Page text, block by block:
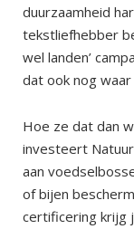
duurzaamheid
tekstliefhebber
wel landen’
dat ook nog waar
Hoe ze dat dan
investeert
aan
of bijen
certificering krijg